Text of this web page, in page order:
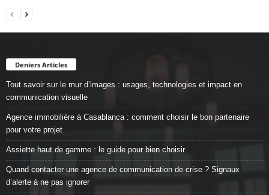
Deniers Articles
Tout savoir sur le mur d’images : usages, technologies et impact en
communication visuelle
Agence immobilière à Casablanca : comment choisir le bon partenaire
pour votre projet
Assiette haut de gamme : le guide pour bien choisir
Quand contacter une agence de communication de crise ? Signaux
d’alerte à ne pas ignorer